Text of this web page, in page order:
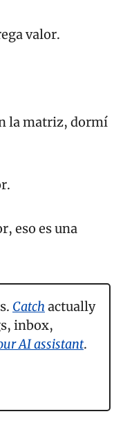
valor.
la matriz, dormí
eso es una
Catch actually
inbox,
AI assistant.